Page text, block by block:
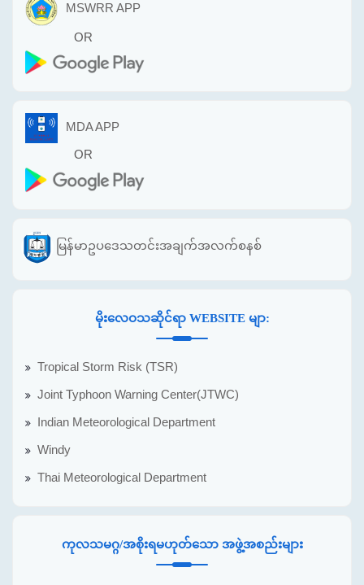
MSWRR APP
OR
MDA APP
OR
မြန်မာဥပဒေသတင်းအချက်အလက်စနစ်
မိုးလေဝသဆိုင်ရာ WEBSITE မျာ:
Tropical Storm Risk (TSR)
Joint Typhoon Warning Center(JTWC)
Indian Meteorological Department
Windy
Thai Meteorological Department
ကုလသမဂ္ဂ/အစိုးရမဟုတ်သော အဖွဲ့အစည်းများ